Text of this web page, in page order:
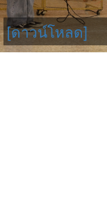
[ดาวน์โหลด]